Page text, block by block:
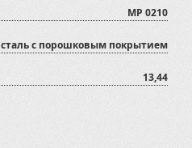
MP 0210
сталь с порошковым покрытием
13,44